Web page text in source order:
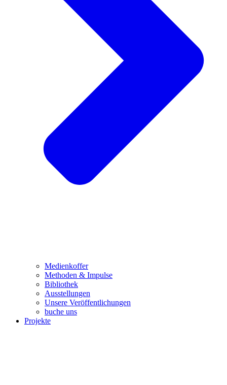
Medienkoffer
Methoden & Impulse
Bibliothek
Ausstellungen
Unsere Veröffentlichungen
buche uns
Projekte